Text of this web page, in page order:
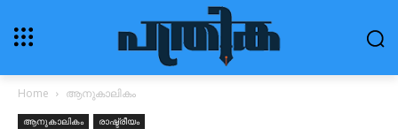
Home ആനുകാലികം
ആനുകാലികം രാഷ്ട്രീയം